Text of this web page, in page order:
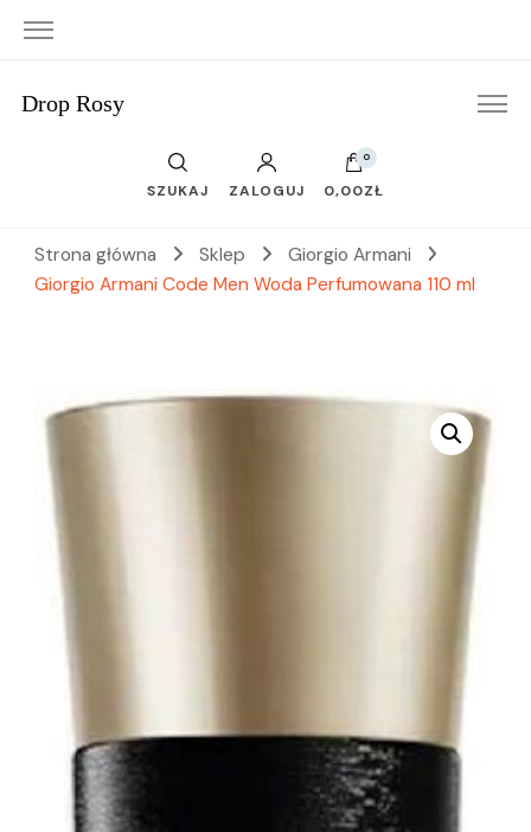
Drop Rosy
SZUKAJ ZALOGUJ
0
0,00ZŁ
Strona główna Sklep
Giorgio Armani
Giorgio Armani Code Men Woda Perfumowana 110 ml